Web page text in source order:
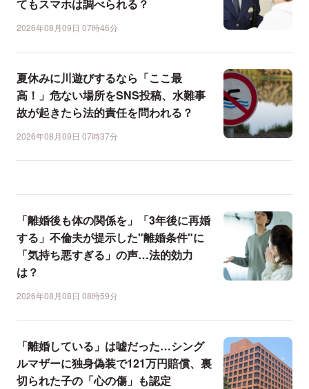
てもスマホは調べられる？
2026年08月09日 07時46分
夏休みに川遊びするなら「ここ最
高！」危ない場所をSNS投稿、水難事
故が起きたら法的責任を問われる？
2026年08月09日 07時37分
「離婚後も体の関係を」「3年後に再婚
する」不倫夫が提示した"離婚条件"に
「気持ち悪すぎる」の声…法的効力
は？
2026年08月08日 08時59分
「離婚している」は嘘だった…シング
ルマザーに独身偽装で121万円賠償、裏
切られた子の「心の傷」も認定